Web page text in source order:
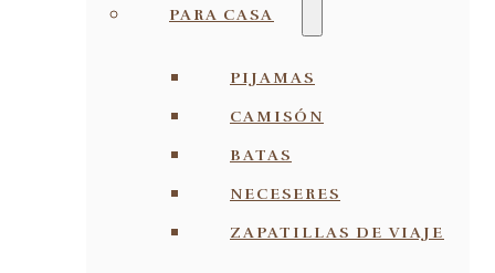
PARA CASA
PIJAMAS
CAMISÓN
BATAS
NECESERES
ZAPATILLAS DE VIAJE